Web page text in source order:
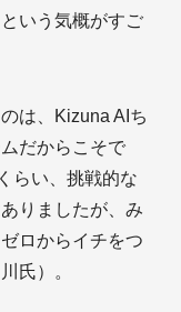
いう気概がすご
は、Kizuna AIち
だからこそで
らい、挑戦的な
りましたが、み
ロからイチをつ
氏）。